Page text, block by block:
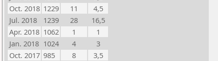
Oct. 2018 1229 11
4,5
Jul. 2018
1239 28
16,5
Apr. 2018 1062 1
1
Jan. 2018 1024 4
3
Oct. 2017 985 8
3,5